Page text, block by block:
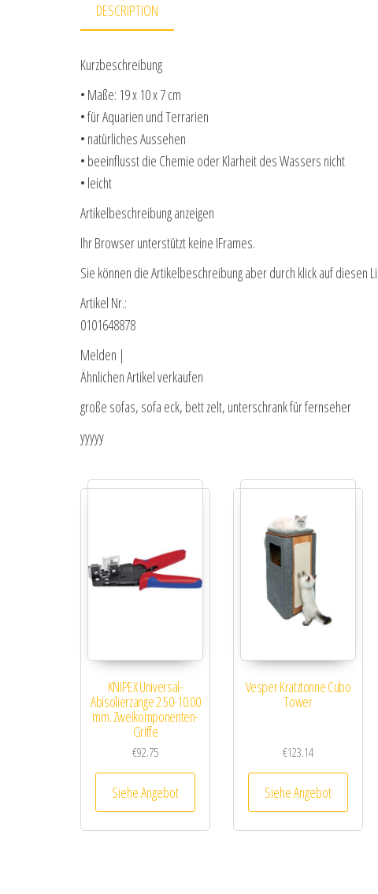
DESCRIPTION
Kurzbeschreibung
• Maße: 19 x 10 x 7 cm
• für Aquarien und Terrarien
• natürliches Aussehen
• beeinflusst die Chemie oder Klarheit des Wassers nicht
• leicht
Artikelbeschreibung anzeigen
Ihr Browser unterstützt keine IFrames.
Sie können die Artikelbeschreibung aber durch klick auf diesen
Artikel Nr.:
0101648878
Melden |
Ähnlichen Artikel verkaufen
große sofas, sofa eck, bett zelt, unterschrank für fernseher
yyyyy
KNIPEX Universal-
Abisolierzange 2.50-10.00
mm. Zweikomponenten-
Griffe
€92.75
Siehe Angebot
Vesper Kratztonne Cubo
Tower
€123.14
Siehe Angebot